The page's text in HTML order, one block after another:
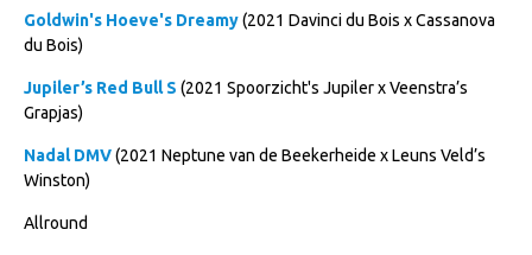
Goldwin's Hoeve's Dreamy(2021 Davinci du Bois x Cassanova
du Bois)
Jupiler’s Red Bull S (2021 Spoorzicht's Jupiler x Veenstra’s
Grapjas)
Nadal DMV(2021 Neptune van de Beekerheide x Leuns Veld’s
Winston)
Allround